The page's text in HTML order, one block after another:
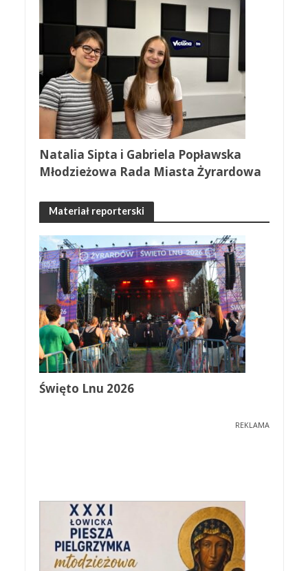
Natalia Sipta i Gabriela Popławska
Młodzieżowa Rada Miasta Żyrardowa
Materiał reporterski
Święto Lnu 2026
REKLAMA